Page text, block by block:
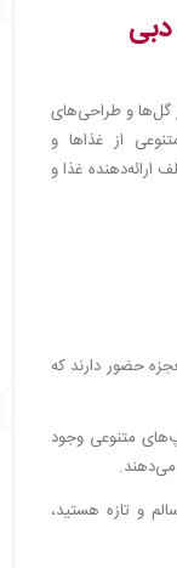
گل‌ها و طراحی‌های
از غذاها و
ارائه‌دهنده غذا و
معجزه حضور دارند که
متنوعی وجود
می‌دهند.
و تازه هستید،